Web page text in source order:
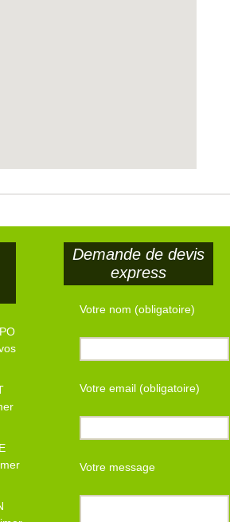
Demande de devis
express
Votre nom (obligatoire)
Votre email (obligatoire)
Votre message